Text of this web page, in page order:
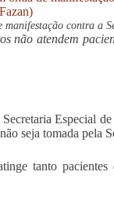
manifestação contra a
não atendem
Especial
seja tomada pela
tanto